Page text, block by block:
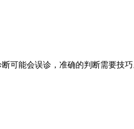
可能会误诊，准确的判断需要技